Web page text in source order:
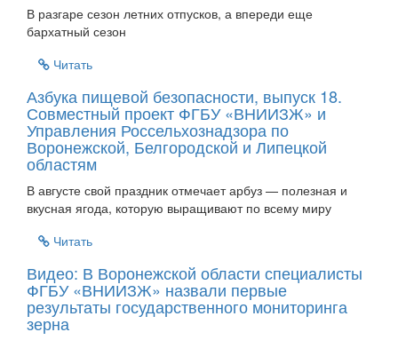
В разгаре сезон летних отпусков, а впереди еще
бархатный сезон
Читать
Азбука пищевой безопасности, выпуск 18.
Совместный проект ФГБУ «ВНИИЗЖ» и
Управления Россельхознадзора по
Воронежской, Белгородской и Липецкой
областям
В августе свой праздник отмечает арбуз — полезная и
вкусная ягода, которую выращивают по всему миру
Читать
Видео: В Воронежской области специалисты
ФГБУ «ВНИИЗЖ» назвали первые
результаты государственного мониторинга
зерна